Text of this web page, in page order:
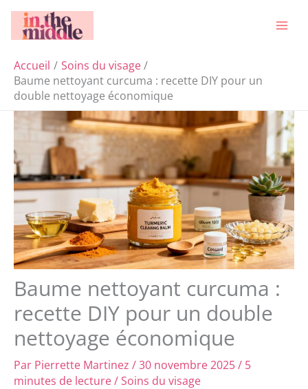
Aller
Accueil
Soins du visage
Baume nettoyant curcuma : recette DIY pour un
double nettoyage économique
Baume nettoyant curcuma :
recette DIY pour un double
nettoyage économique
Par Pierrette Martinez /30 novembre 2025/ 5
minutes de lecture/Soins du visage
Rechercher